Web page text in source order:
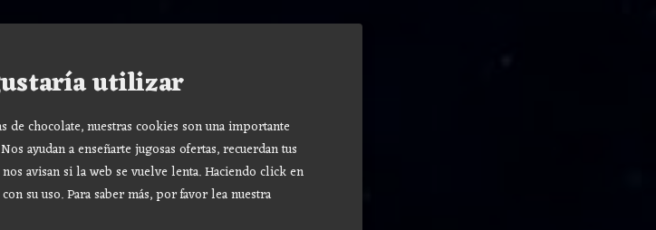
utilizar
de chocolate, nuestras cookies son una importante
ayudan a enseñarte jugosas ofertas, recuerdan tus
avisan si la web se vuelve lenta. Haciendo click en
su uso.Para saber más, por favor lea nuestra